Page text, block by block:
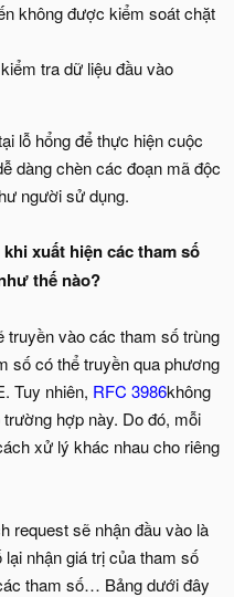
không được kiểm soát chặt
tra dữ liệu đầu vào
lỗ hổng để thực hiện cuộc
dàng chèn các đoạn mã độc
người sử dụng.
xuất hiện các tham số
thế nào?
truyền vào các tham số trùng
số có thể truyền qua phương
Tuy nhiên, RFC 3986không
hợp này. Do đó, mỗi
xử lý khác nhau cho riêng
request sẽ nhận đầu vào là
nhận giá trị của tham số
tham số… Bảng dưới đây